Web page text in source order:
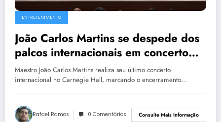
ENTRETENIMENTO
João Carlos Martins se despede dos
palcos internacionais em concerto
histórico no Carnegie Hall
Maestro João Carlos Martins realiza seu último concerto
internacional no Carnegie Hall, marcando o encerramento…
Rafael Ramos 0 Comentários Consulte Mais Informação